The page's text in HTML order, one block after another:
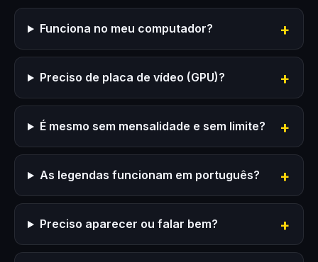
Funciona no meu computador?
Preciso de placa de vídeo (GPU)?
É mesmo sem mensalidade e sem limite?
As legendas funcionam em português?
Preciso aparecer ou falar bem?